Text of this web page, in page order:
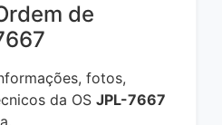
de
fotos,
da OS JPL-7667